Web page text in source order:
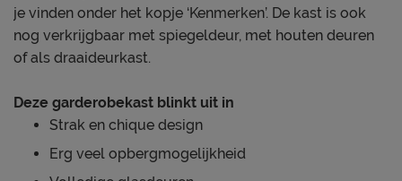
je vinden onder het kopje ‘Kenmerken’. De kast is ook
nog verkrijgbaar met spiegeldeur, met houten deuren
of als draaideurkast.
Deze garderobekast blinkt uit in
Strak en chique design
Erg veel opbergmogelijkheid